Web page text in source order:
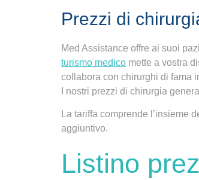
Prezzi di
Med Assistance offre ai suoi
turismo medico mette a vostra
collabora con chirurghi di fama
I nostri prezzi di chirurgia
La tariffa comprende l’insieme
aggiuntivo.
Listino